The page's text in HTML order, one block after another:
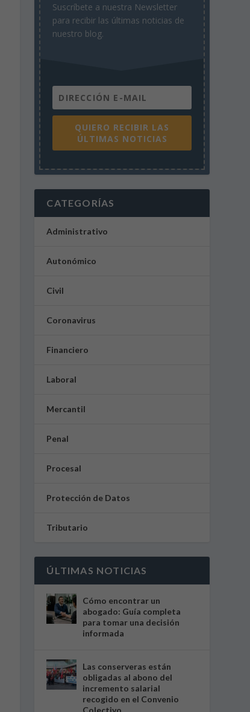
Suscríbete a nuestra Newsletter
para recibir las últimas noticias de
nuestro blog.
QUIERO RECIBIR LAS
ÚLTIMAS NOTICIAS
CATEGORÍAS
Administrativo
Autonómico
Civil
Coronavirus
Financiero
Laboral
Mercantil
Penal
Procesal
Protección de Datos
Tributario
ÚLTIMAS NOTICIAS
Cómo encontrar un
abogado: Guía completa
para tomar una decisión
informada
Las conserveras están
obligadas al abono del
incremento salarial
recogido en el Convenio
Colectivo